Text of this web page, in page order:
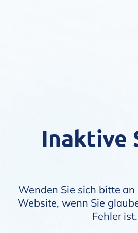
Inaktive
Wenden Sie sich bitte
Website, wenn Sie
Fehler ist.